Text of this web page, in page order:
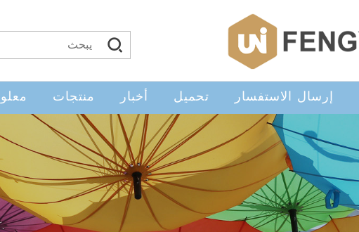
منتجات أخبار تحميل إرسال الاستفسار